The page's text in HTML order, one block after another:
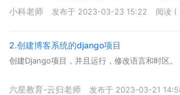
文件对应的列中，如果当前子文件中的列不在总
小科老师 发布于 2023-03-23 15:22 阅读 (
2.创建博客系统的django项目
创建Django项目，并且运行，修改语言和时区。
六星教育-云归老师
发布于 2023-03-21